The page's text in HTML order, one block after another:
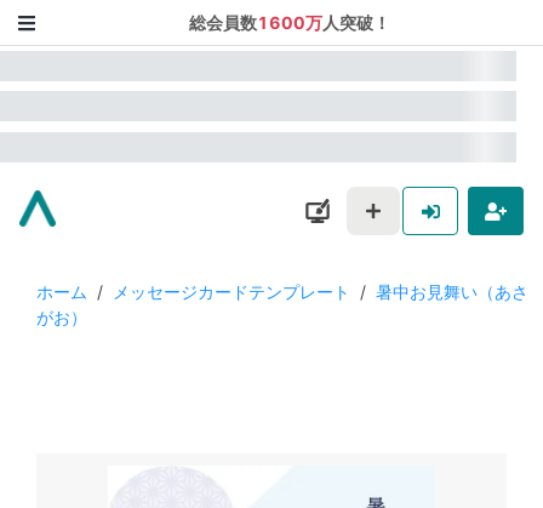
総会員数1600万人突破！
ホーム / メッセージカードテンプレート / 暑中お見舞い（あさ
がお）